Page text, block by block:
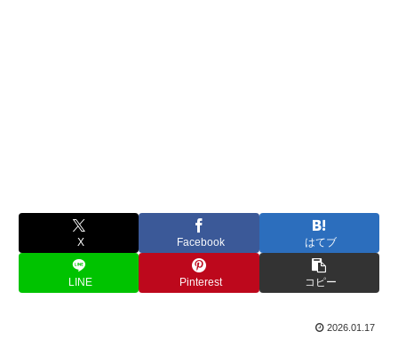
X Facebook はてブ
LINE Pinterest コピー
2026.01.17